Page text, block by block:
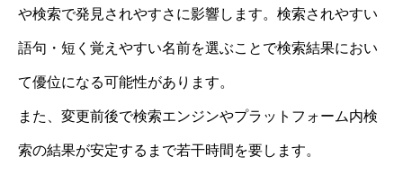
や検索で発見されやすさに影響します。検索されやすい
語句・短く覚えやすい名前を選ぶことで検索結果におい
て優位になる可能性があります。
また、変更前後で検索エンジンやプラットフォーム内検
索の結果が安定するまで若干時間を要します。